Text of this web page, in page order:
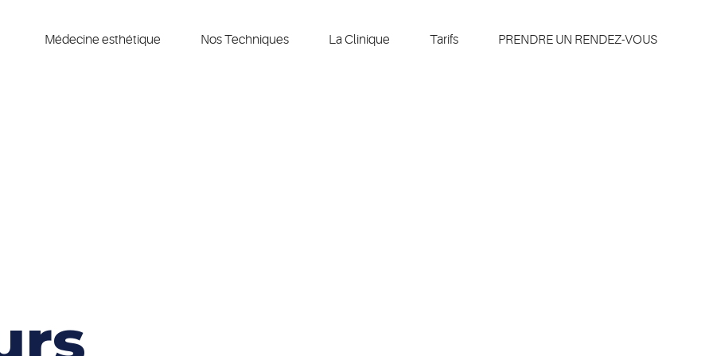
Médecine esthétique Nos Techniques La Clinique Tarifs PRENDRE UN RENDEZ-VOUS